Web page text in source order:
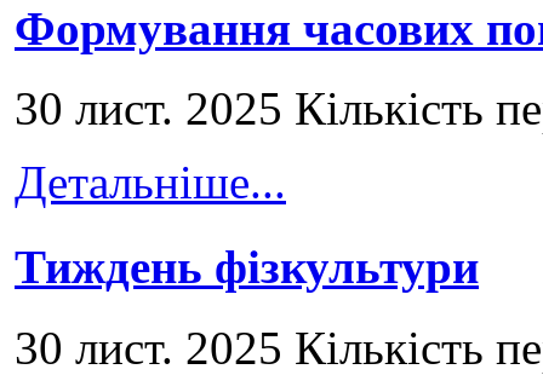
Формування часових
30 лист. 2025 Кількість
Детальніше...
Тиждень фізкультури
30 лист. 2025 Кількість